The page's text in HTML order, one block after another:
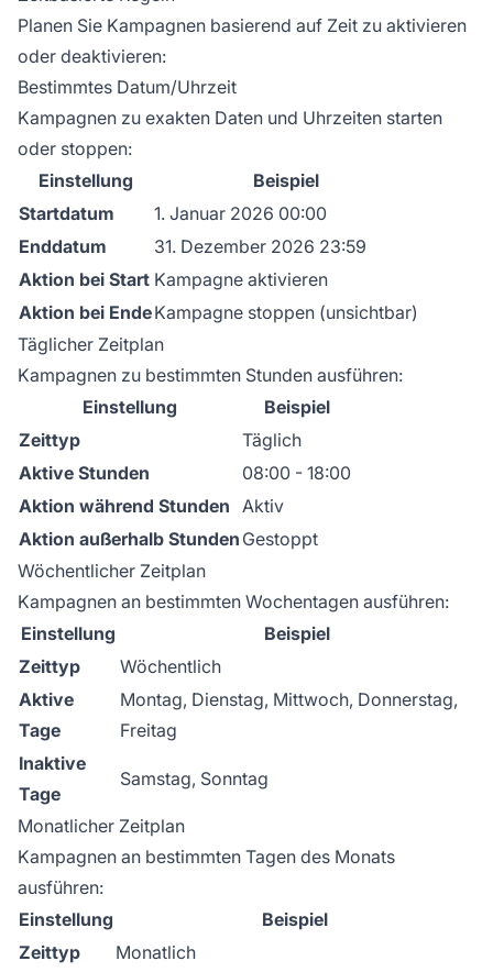
Planen Sie Kampagnen basierend auf Zeit zu aktivieren
oder deaktivieren:
Bestimmtes Datum/Uhrzeit
Kampagnen zu exakten Daten und Uhrzeiten starten
oder stoppen:
Einstellung
Beispiel
Startdatum
1. Januar 2026 00:00
Enddatum
31. Dezember 2026 23:59
Aktion bei Start Kampagne aktivieren
Aktion bei EndeKampagne stoppen (unsichtbar)
Täglicher Zeitplan
Kampagnen zu bestimmten Stunden ausführen:
Einstellung
Beispiel
Zeittyp
Täglich
Aktive Stunden
08:00 - 18:00
Aktion während Stunden
Aktiv
Aktion außerhalb Stunden Gestoppt
Wöchentlicher Zeitplan
Kampagnen an bestimmten Wochentagen ausführen:
Einstellung
Beispiel
Zeittyp
Wöchentlich
Aktive
Tage
Montag, Dienstag, Mittwoch, Donnerstag,
Freitag
Inaktive
Tage
Samstag, Sonntag
Monatlicher Zeitplan
Kampagnen an bestimmten Tagen des Monats
ausführen:
Einstellung
Beispiel
Zeittyp
Monatlich